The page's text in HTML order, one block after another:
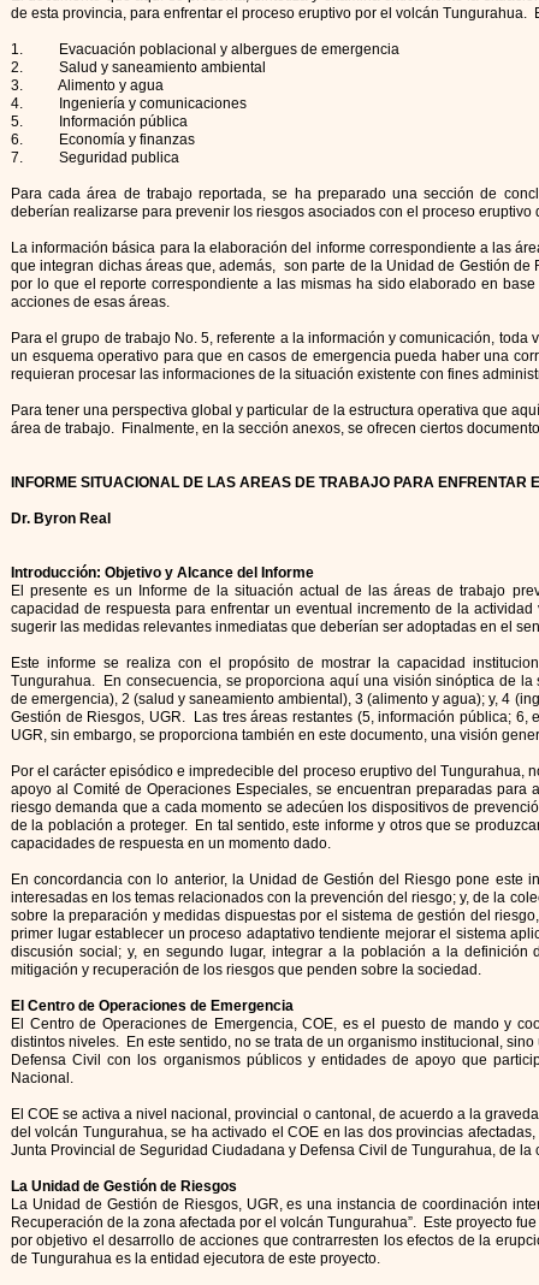
de esta provincia, para enfrentar el proceso eruptivo por el volcán Tungurahua.
1. Evacuación poblacional y albergues de emergencia
2. Salud y saneamiento ambiental
3. Alimento y agua
4. Ingeniería y comunicaciones
5. Información pública
6. Economía y finanzas
7. Seguridad publica
Para cada área de trabajo reportada, se ha preparado una sección de
deberían realizarse para prevenir los riesgos asociados con el proceso eruptivo
La información básica para la elaboración del informe correspondiente a las
que integran dichas áreas que, además, son parte de la Unidad de Gestión
por lo que el reporte correspondiente a las mismas ha sido elaborado en
acciones de esas áreas.
Para el grupo de trabajo No. 5, referente a la información y comunicación,
un esquema operativo para que en casos de emergencia pueda haber una
requieran procesar las informaciones de la situación existente con fines
Para tener una perspectiva global y particular de la estructura operativa que
área de trabajo. Finalmente, en la sección anexos, se ofrecen ciertos
INFORME SITUACIONAL DE LAS AREAS DE TRABAJO PARA
Dr. Byron Real
Introducción: Objetivo y Alcance del Informe
El presente es un Informe de la situación actual de las áreas de trabajo
capacidad de respuesta para enfrentar un eventual incremento de la
sugerir las medidas relevantes inmediatas que deberían ser adoptadas en el
Este informe se realiza con el propósito de mostrar la capacidad
Tungurahua. En consecuencia, se proporciona aquí una visión sinóptica de
de emergencia), 2 (salud y saneamiento ambiental), 3 (alimento y agua); y, 4
Gestión de Riesgos, UGR. Las tres áreas restantes (5, información pública;
UGR, sin embargo, se proporciona también en este documento, una visión
Por el carácter episódico e impredecible del proceso eruptivo del
apoyo al Comité de Operaciones Especiales, se encuentran preparadas
riesgo demanda que a cada momento se adecúen los dispositivos de
de la población a proteger. En tal sentido, este informe y otros que se
capacidades de respuesta en un momento dado.
En concordancia con lo anterior, la Unidad de Gestión del Riesgo pone este
interesadas en los temas relacionados con la prevención del riesgo; y, de la
sobre la preparación y medidas dispuestas por el sistema de gestión del
primer lugar establecer un proceso adaptativo tendiente mejorar el sistema
discusión social; y, en segundo lugar, integrar a la población a la
mitigación y recuperación de los riesgos que penden sobre la sociedad.
El Centro de Operaciones de Emergencia
El Centro de Operaciones de Emergencia, COE, es el puesto de mando y
distintos niveles. En este sentido, no se trata de un organismo institucional,
Defensa Civil con los organismos públicos y entidades de apoyo que
Nacional.
El COE se activa a nivel nacional, provincial o cantonal, de acuerdo a la
del volcán Tungurahua, se ha activado el COE en las dos provincias
Junta Provincial de Seguridad Ciudadana y Defensa Civil de Tungurahua, de
La Unidad de Gestión de Riesgos
La Unidad de Gestión de Riesgos, UGR, es una instancia de coordinación
Recuperación de la zona afectada por el volcán Tungurahua”. Este proyecto
por objetivo el desarrollo de acciones que contrarresten los efectos de la
de Tungurahua es la entidad ejecutora de este proyecto.